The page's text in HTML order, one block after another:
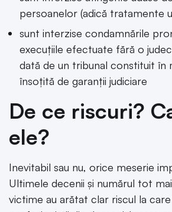
persoanelor (adică tratamente
sunt interzise condamnările
execuţiile efectuate fără o
dată de un tribunal constituit în
însoţită de garanţii judiciare
De ce riscuri?
ele?
Inevitabil sau nu, orice meserie
Ultimele decenii și numărul tot
victime au arătat clar riscul la